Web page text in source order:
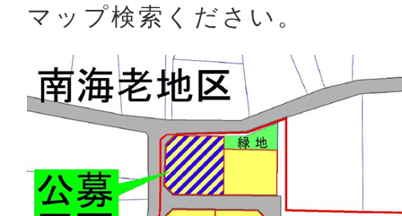
マップ検索ください。